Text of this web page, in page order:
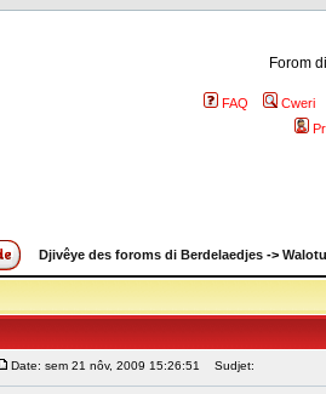
Forom
FAQ
Cweri
Djivêye des foroms di Berdelaedjes ->
Date: sem 21 nôv, 2009 15:26:51 Sudjet: